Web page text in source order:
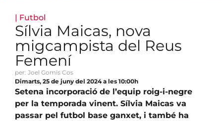
| Futbol
Sílvia Maicas, nova
migcampista del Reus
Femení
per: Joel Gomis Cos
Dimarts, 25 de juny del 2024 a les 10:00h
Setena incorporació de l’equip roig-i-negre
per la temporada vinent. Sílvia Maicas va
passar pel futbol base ganxet, i també ha